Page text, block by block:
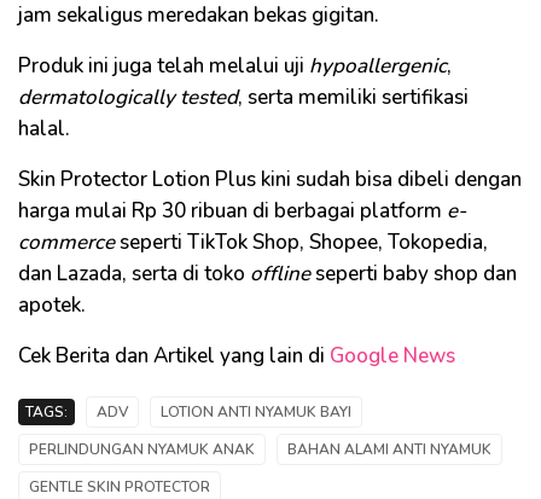
jam sekaligus meredakan bekas gigitan.
Produk ini juga telah melalui uji hypoallergenic,
dermatologically tested, serta memiliki sertifikasi
halal.
Skin Protector Lotion Plus kini sudah bisa dibeli dengan
harga mulai Rp 30 ribuan di berbagai platform e-
commerceseperti TikTok Shop, Shopee, Tokopedia,
dan Lazada, serta di toko offlineseperti baby shop dan
apotek.
Cek Berita dan Artikel yang lain di Google News
TAGS: ADV
LOTION ANTI NYAMUK BAYI
PERLINDUNGAN NYAMUK ANAK
BAHAN ALAMI ANTI NYAMUK
GENTLE SKIN PROTECTOR